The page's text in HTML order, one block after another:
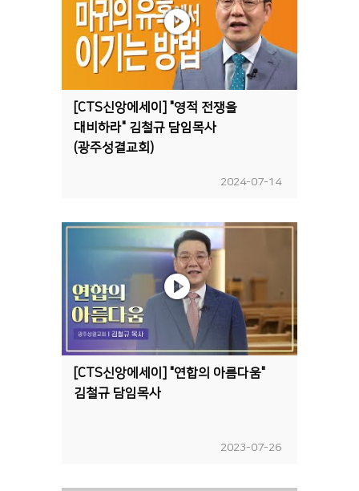
[CTS신앙에세이] "영적 전쟁을
대비하라" 김철규 담임목사
(광주성결교회)
2024-07-14
[CTS신앙에세이] "연합의 아름다움"
김철규 담임목사
2023-07-26